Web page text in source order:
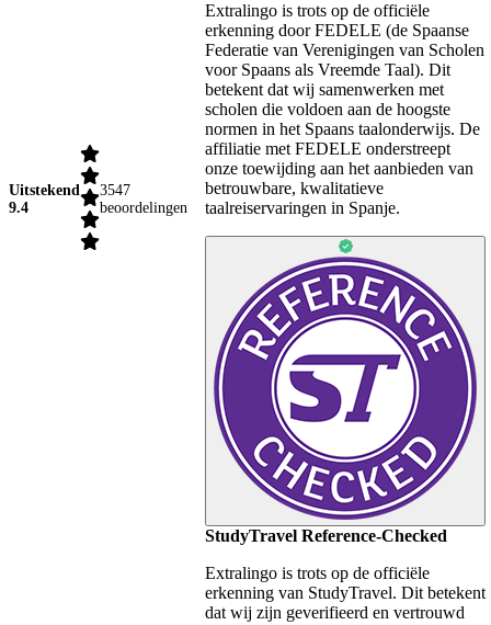
Uitstekend
9.4
3547
beoordelingen
Extralingo is trots op de officiële
erkenning door FEDELE (de Spaanse
Federatie van Verenigingen van Scholen
voor Spaans als Vreemde Taal). Dit
betekent dat wij samenwerken met
scholen die voldoen aan de hoogste
normen in het Spaans taalonderwijs. De
affiliatie met FEDELE onderstreept
onze toewijding aan het aanbieden van
betrouwbare, kwalitatieve
taalreiservaringen in Spanje.
StudyTravel Reference-Checked
Extralingo is trots op de officiële
erkenning van StudyTravel. Dit betekent
dat wij zijn geverifieerd en vertrouwd